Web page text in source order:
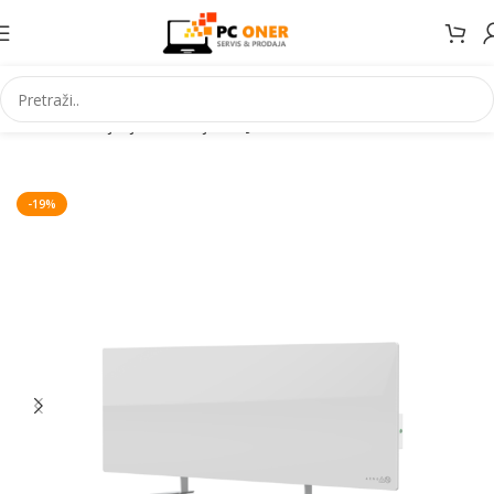
Početna Grijanje Hlađenje Grijalice
-19%